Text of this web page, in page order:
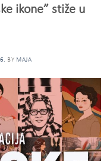
ikone” stiže u
BY MAJA